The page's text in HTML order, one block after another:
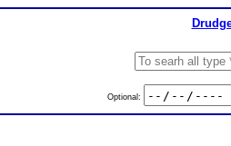
Optional: